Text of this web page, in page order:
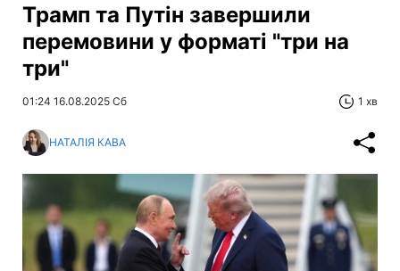
Трамп та Путін завершили
перемовини у форматі "три на
три"
01:24 16.08.2025 Сб 1 хв
НАТАЛІЯ КАВА